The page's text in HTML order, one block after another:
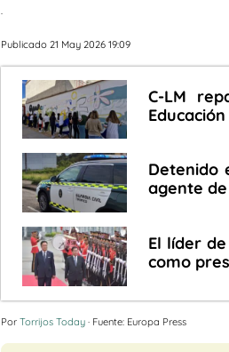
.
Publicado 21 May 2026 19:09
C-LM
Detenido
agente
El líder
como
Por Torrijos Today · Fuente: Europa Press